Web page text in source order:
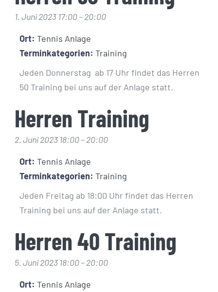
1. Juni 2023 17:00–20:00
Ort: Tennis Anlage
Terminkategorien: Training
Jeden Donnerstag ab 17 Uhr findet das Herren
50 Training bei uns auf der Anlage statt.
Herren Training
2. Juni 2023 18:00–20:00
Ort: Tennis Anlage
Terminkategorien: Training
Jeden Freitag ab 18:00 Uhr findet das Herren
Training bei uns auf der Anlage statt.
Herren 40 Training
5. Juni 2023 18:00–20:00
Ort: Tennis Anlage